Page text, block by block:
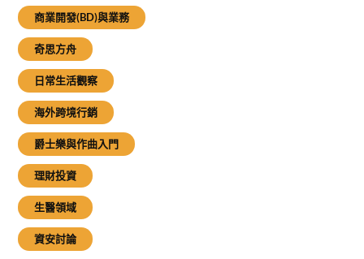
商業開發(BD)與業務
奇思方舟
日常生活觀察
海外跨境行銷
爵士樂與作曲入門
理財投資
生醫領域
資安討論